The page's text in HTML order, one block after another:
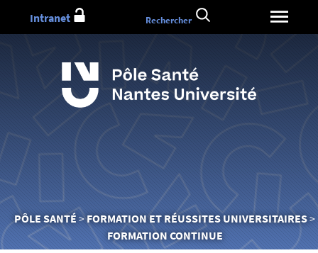
au
Vous
êtes
PÔLE SANTÉ
FORMATION ET RÉUSSITES UNIVERSITAIRES
FORMATION CONTINUE
Intranet Rechercher